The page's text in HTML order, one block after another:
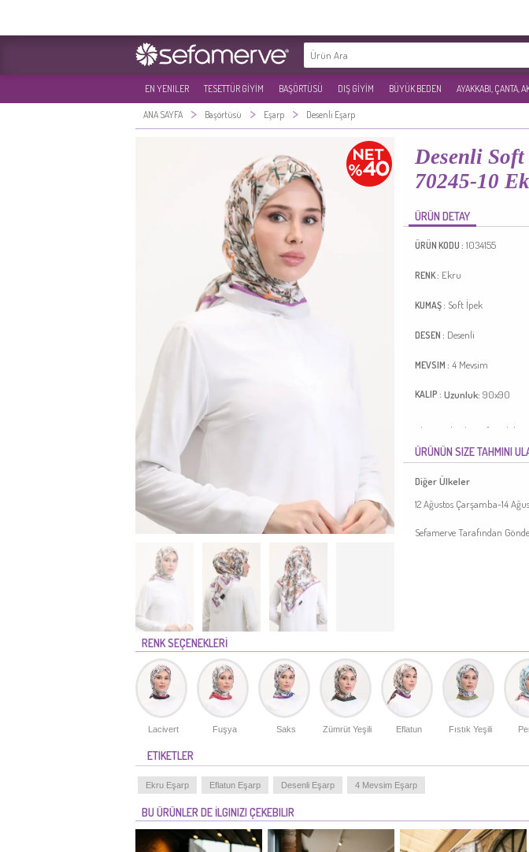
EN YENILER TESETTÜR GİYİM BAŞÖRTÜSÜ DIŞ GİYİM BÜYÜK BEDEN AYAKKABI, ÇANTA,
ANA SAYFA > Başörtüsü > Eşarp > Desenli Eşarp
Desenli
70245-10
ÜRÜN DETAY
ÜRÜN KODU : 1034155
RENK : Ekru
KUMAŞ : Soft İpek
DESEN : Desenli
MEVSIM : 4 Mevsim
KALIP : Uzunluk: 90x90
Ekru renktedir. Soft ipek
tercih edebilirsiniz. Standart.
Türkiye'de üretilmiştir.
ÜRÜNÜN SIZE TAHMINI
Diğer Ülkeler
12 Ağustos Çarşamba-14
Sefamerve Tarafından
RENK SEÇENEKLERİ
Lacivert Fuşya Saks Zümrüt Yeşili Eflatun Fıstık Yeşili
ETIKETLER
Ekru Eşarp Eflatun Eşarp Desenli Eşarp 4 Mevsim Eşarp
BU ÜRÜNLER DE İLGINIZI ÇEKEBILIR